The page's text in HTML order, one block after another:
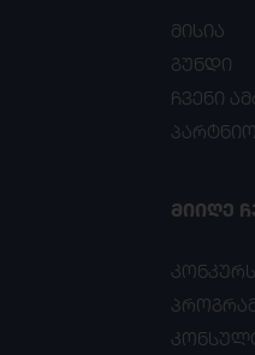
მისია
გუნდი
ჩვენი
ᲛᲘᲘᲦᲔ